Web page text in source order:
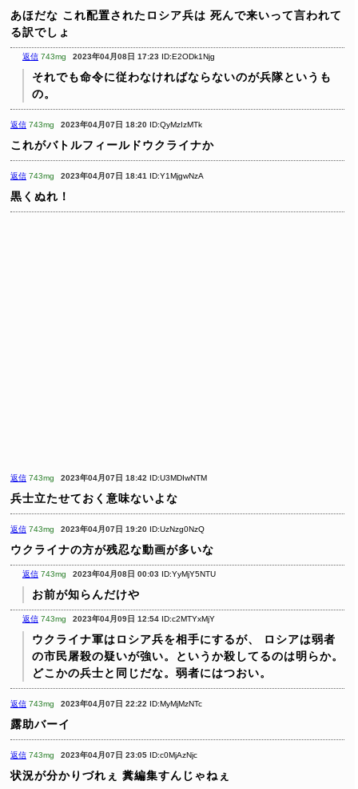
あほだな これ配置されたロシア兵は 死んで来いって言われて
る訳でしょ
返信 743mg 2023年04月08日 17:23 ID:E2ODk1Njg
それでも命令に従わなければならないのが兵隊というも
の。
返信 743mg 2023年04月07日 18:20 ID:QyMzIzMTk
これがバトルフィールドウクライナか
返信 743mg 2023年04月07日 18:41 ID:Y1MjgwNzA
黒くぬれ！
返信 743mg 2023年04月07日 18:42 ID:U3MDIwNTM
兵士立たせておく意味ないよな
返信 743mg 2023年04月07日 19:20 ID:UzNzg0NzQ
ウクライナの方が残忍な動画が多いな
返信 743mg 2023年04月08日 00:03 ID:YyMjY5NTU
お前が知らんだけや
返信 743mg 2023年04月09日 12:54 ID:c2MTYxMjY
ウクライナ軍はロシア兵を相手にするが、
ロシアは弱者
の市民屠殺の疑いが強い。というか殺してるのは明らか。
どこかの兵士と同じだな。弱者にはつおい。
返信 743mg 2023年04月07日 22:22 ID:MyMjMzNTc
露助バーイ
返信 743mg 2023年04月07日 23:05 ID:c0MjAzNjc
状況が分かりづれぇ 糞編集すんじゃねぇ